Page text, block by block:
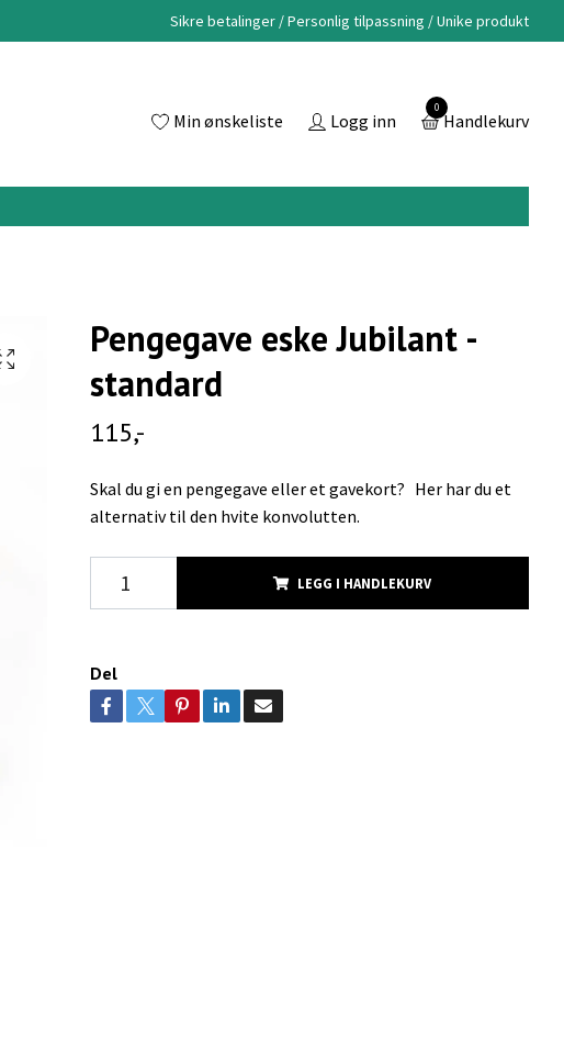
Sikre betalinger / Personlig tilpassning / Unike produkt
Min ønskeliste Logg inn
0
Handlekurv
Pengegave eske Jubilant -
standard
115,-
Skal du gi en pengegave eller et gavekort? Her har du et
alternativ til den hvite konvolutten.
LEGG I HANDLEKURV
Del